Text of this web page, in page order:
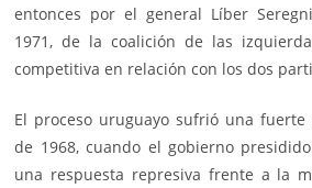
entonces por el general Líber
1971, de la coalición de las
competitiva en relación con los dos
El proceso uruguayo sufrió una
de 1968, cuando el gobierno
una respuesta represiva frente a la